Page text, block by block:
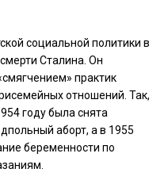
социальной политики в
Сталина. Он
практик
отношений. Так,
году была снята
аборт, а в 1955
беременности по